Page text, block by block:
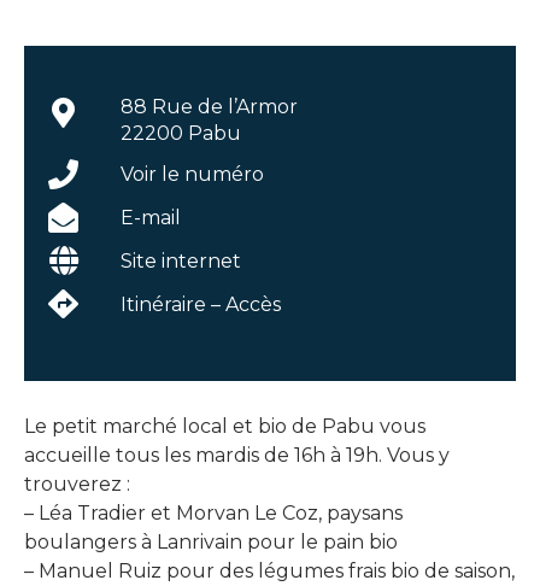
Le petit marché local et bio de Pabu vous
accueille tous les mardis de 16h à 19h. Vous y
trouverez :
– Léa Tradier et Morvan Le Coz, paysans
boulangers à Lanrivain pour le pain bio
– Manuel Ruiz pour des légumes frais bio de saison,
88 Rue de l’Armor
22200 Pabu
Voir le numéro
E-mail
Site internet
Itinéraire – Accès